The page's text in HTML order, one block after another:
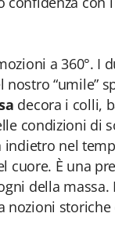
a 360°.
“umile”
decora i colli,
condizioni di
nel
È una
della
nozioni